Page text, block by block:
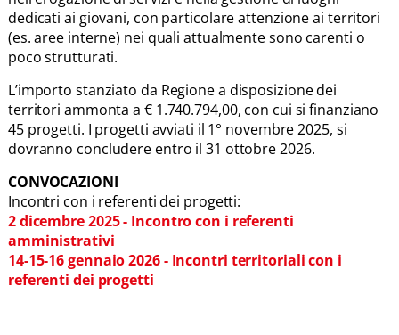
dedicati ai giovani, con particolare attenzione ai territori
(es. aree interne) nei quali attualmente sono carenti o
poco strutturati.
L’importo stanziato da Regione a disposizione dei
territori ammonta a € 1.740.794,00, con cui si finanziano
45 progetti. I progetti avviati il 1° novembre 2025, si
dovranno concludere entro il 31 ottobre 2026.
CONVOCAZIONI
Incontri con i referenti dei progetti:
2 dicembre 2025 - Incontro con i referenti
amministrativi
14-15-16 gennaio 2026 - Incontri territoriali con i
referenti dei progetti